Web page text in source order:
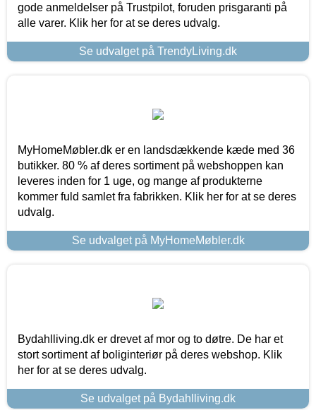
gode anmeldelser på Trustpilot, foruden prisgaranti på
alle varer. Klik her for at se deres udvalg.
Se udvalget på TrendyLiving.dk
MyHomeMøbler.dk er en landsdækkende kæde med 36
butikker. 80 % af deres sortiment på webshoppen kan
leveres inden for 1 uge, og mange af produkterne
kommer fuld samlet fra fabrikken. Klik her for at se deres
udvalg.
Se udvalget på MyHomeMøbler.dk
Bydahlliving.dk er drevet af mor og to døtre. De har et
stort sortiment af boliginteriør på deres webshop. Klik
her for at se deres udvalg.
Se udvalget på Bydahlliving.dk